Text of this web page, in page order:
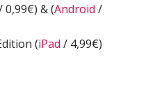
0,99€) & (Android /
(iPad / 4,99€)